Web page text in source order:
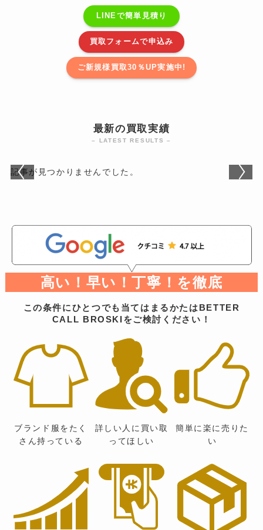
LINEで簡単見積り
買取フォームで申込み
ご新規様買取30％UP実施中!
最新の買取実績
– LATEST RESULTS –
記事が見つかりませんでした。
高い！早い！丁寧！を徹底
この条件にひとつでも当てはまるかたはBETTER
CALL BROSKIをご検討ください！
ブランド服をたく
さん持っている
詳しい人に買い取
ってほしい
簡単に楽に売りた
い